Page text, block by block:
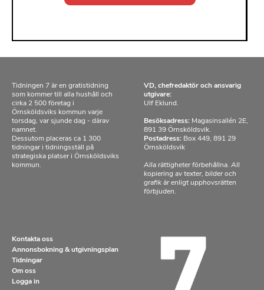
Tidningen 7 är en gratistidning
som kommer till alla hushåll och
cirka 2 500 företag i
Örnsköldsviks kommun varje
torsdag, var sjunde dag - därav
namnet.
Dessutom placeras ca 1 300
tidningar i tidningsställ på
strategiska platser i Örnsköldsviks
kommun.
VD, chefredaktör och ansvarig
utgivare:
Ulf Eklund.
Besöksadress: Magasinsallén 2E,
891 39 Örnsköldsvik.
Postadress: Box 449, 891 29
Örnsköldsvik
Alla rättigheter förbehållna. All
kopiering av texter, bilder och
grafik är enligt upphovsrätten
förbjuden.
Kontakta oss
Annonsbokning & utgivningsplan
Tidningar
Om oss
Logga in